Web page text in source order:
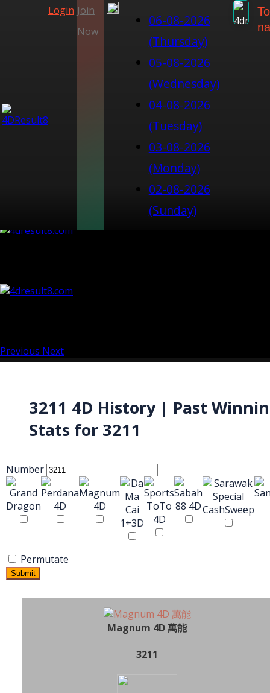
Login Join
Now
06-08-2026
(Thursday)
05-08-2026
(Wednesday)
04-08-2026
(Tuesday)
03-08-2026
(Monday)
02-08-2026
(Sunday)
Previous Next
3211 4D History | Past
Stats for 3211
Number
Permutate
Submit
Magnum 4D 萬能
3211